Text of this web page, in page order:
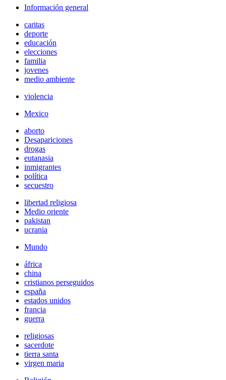
Información general
caritas
deporte
educación
elecciones
familia
jovenes
medio ambiente
violencia
Mexico
aborto
Desapariciones
drogas
eutanasia
inmigrantes
política
secuestro
libertad religiosa
Medio oriente
pakistan
ucrania
Mundo
áfrica
china
cristianos perseguidos
españa
estados unidos
francia
guerra
religiosas
sacerdote
tierra santa
virgen maria